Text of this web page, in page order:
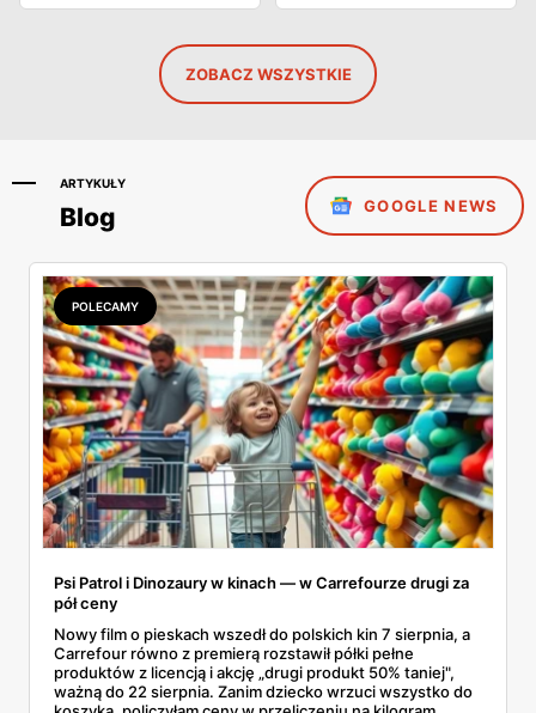
ZOBACZ WSZYSTKIE
ARTYKUŁY
Blog GOOGLE NEWS
POLECAMY
Psi Patrol i Dinozaury w kinach — w Carrefourze drugi za
pół ceny
Nowy film o pieskach wszedł do polskich kin 7 sierpnia, a
Carrefour równo z premierą rozstawił półki pełne
produktów z licencją i akcję „drugi produkt 50% taniej",
ważną do 22 sierpnia. Zanim dziecko wrzuci wszystko do